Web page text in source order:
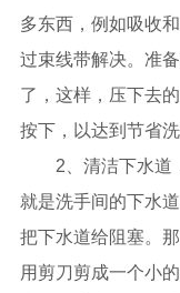
多东西，例如吸收
过束线带解决。准
了，这样，压下去
按下，以达到节省洗
2、清洁下水道
就是洗手间的下水
把下水道给阻塞。
用剪刀剪成一个小